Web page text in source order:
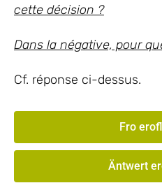
cette décision ?
Dans la négative, pour
Cf. réponse ci-dessus.
Fro
Äntwert